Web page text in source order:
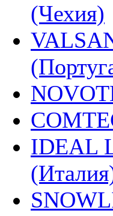
(Чехия)
IDEAL